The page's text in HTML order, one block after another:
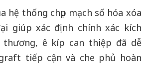
hệ thống chụp mạch số hóa xóa
giúp xác định chính xác kích
ê kíp can thiệp đã dễ
tiếp cận và che phủ hoàn